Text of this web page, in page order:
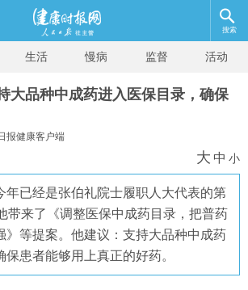
搜索
生活 慢病 监督 活动
大品种中成药进入医保目录，确保
报健康客户端
大 中 小
年已经是张伯礼院士履职人大代表的第
带来了《调整医保中成药目录，把普药
》等提案。他建议：支持大品种中成药
患者能够用上真正的好药。